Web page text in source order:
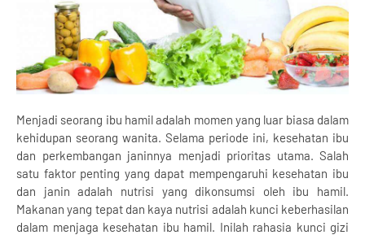
Menjadi seorang ibu hamil adalah momen yang luar biasa dalam
kehidupan seorang wanita. Selama periode ini, kesehatan ibu
dan perkembangan janinnya menjadi prioritas utama. Salah
satu faktor penting yang dapat mempengaruhi kesehatan ibu
dan janin adalah nutrisi yang dikonsumsi oleh ibu hamil.
Makanan yang tepat dan kaya nutrisi adalah kunci keberhasilan
dalam menjaga kesehatan ibu hamil. Inilah rahasia kunci gizi